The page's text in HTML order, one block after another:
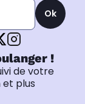
Ok
!
de votre
plus